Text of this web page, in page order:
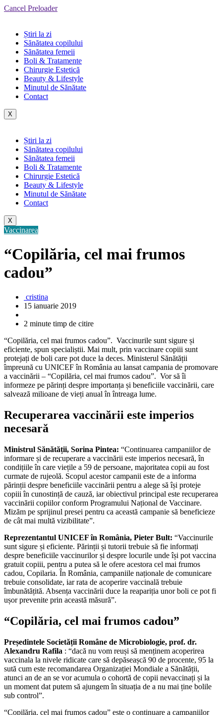
Cancel Preloader
Știri la zi
Sănătatea copilului
Sănătatea femeii
Boli & Tratamente
Chirurgie Estetică
Beauty & Lifestyle
Minutul de Sănătate
Contact
X
Știri la zi
Sănătatea copilului
Sănătatea femeii
Boli & Tratamente
Chirurgie Estetică
Beauty & Lifestyle
Minutul de Sănătate
Contact
X
Vaccinarea
“Copilăria, cel mai frumos
cadou”
cristina
15 ianuarie 2019
2 minute timp de citire
“Copilăria, cel mai frumos cadou”. Vaccinurile sunt sigure și
eficiente, spun specialiștii. Mai mult, prin vaccinare copiii sunt
protejați de boli care pot duce la deces. Ministerul Sănătății
împreună cu UNICEF în România au lansat campania de promovare
a vaccinării – “Copilăria, cel mai frumos cadou”. Vor să îi
informeze pe părinți despre importanța și beneficiile vaccinării, care
salvează milioane de vieți anual în întreaga lume.
Recuperarea vaccinării este imperios
necesară
Ministrul Sănătății, Sorina Pintea: “Continuarea campaniilor de
informare și de recuperare a vaccinării este imperios necesară, în
condițiile în care viețile a 59 de persoane, majoritatea copii au fost
curmate de rujeolă. Scopul acestor campanii este de a informa
părinții despre beneficiile vaccinării pentru a alege să își proteje
copiii în cunostință de cauză, iar obiectivul principal este recuperarea
vaccinării copiilor conform Programului Național de Vaccinare.
Mizăm pe sprijinul presei pentru ca această campanie să beneficieze
de cât mai multă vizibilitate”.
Reprezentantul UNICEF în România, Pieter Bult: “Vaccinurile
sunt sigure și eficiente. Părinții și tutorii trebuie să fie informați
despre beneficiile vaccinurilor și despre locurile unde își pot vaccina
gratuit copiii, pentru a putea să le ofere acestora cel mai frumos
cadou, Copilaria. În România, campaniile naționale de comunicare
trebuie consolidate, iar rata de acoperire vaccinală trebuie
îmbunătățită. Absența vaccinării duce la reapariția unor boli ce pot fi
ușor prevenite prin această măsură”.
“Copilăria, cel mai frumos cadou”
Președintele Societății Române de Microbiologie, prof. dr.
Alexandru Rafila : “dacă nu vom reuși să menținem acoperirea
vaccinala la nivele ridicate care să depăseașcă 90 de procente, 95 la
sută cum este recomandarea Organizației Mondiale a Sănătății,
atunci an de an se vor acumula o cohortă de copii nevaccinați și la
un moment dat putem să ajungem în situația de a nu mai ține bolile
sub control”.
“Copilăria, cel mai frumos cadou” este o continuare a campaniilor